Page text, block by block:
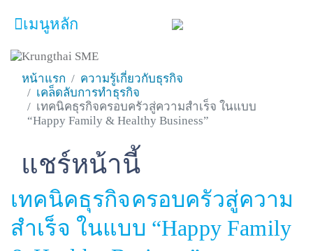
หน้าหลัก
ผลิตภัณฑ์และบริการ
โปรโมชั่น
ความรู้เกี่ยวกับธุรกิจ
SME Focus Magazine
คำนวณสินเชื่อเบื้องต้น
เมนูหลัก
หน้าแรก
ความรู้เกี่ยวกับธุรกิจ
เคล็ดลับการทำธุรกิจ
เทคนิคธุรกิจครอบครัวสู่ความสำเร็จ ในแบบ
“Happy Family & Healthy Business”
แชร์หน้านี้
Facebook
เทคนิคธุรกิจครอบครัวสู่ความ
สำเร็จ ในแบบ “Happy Family